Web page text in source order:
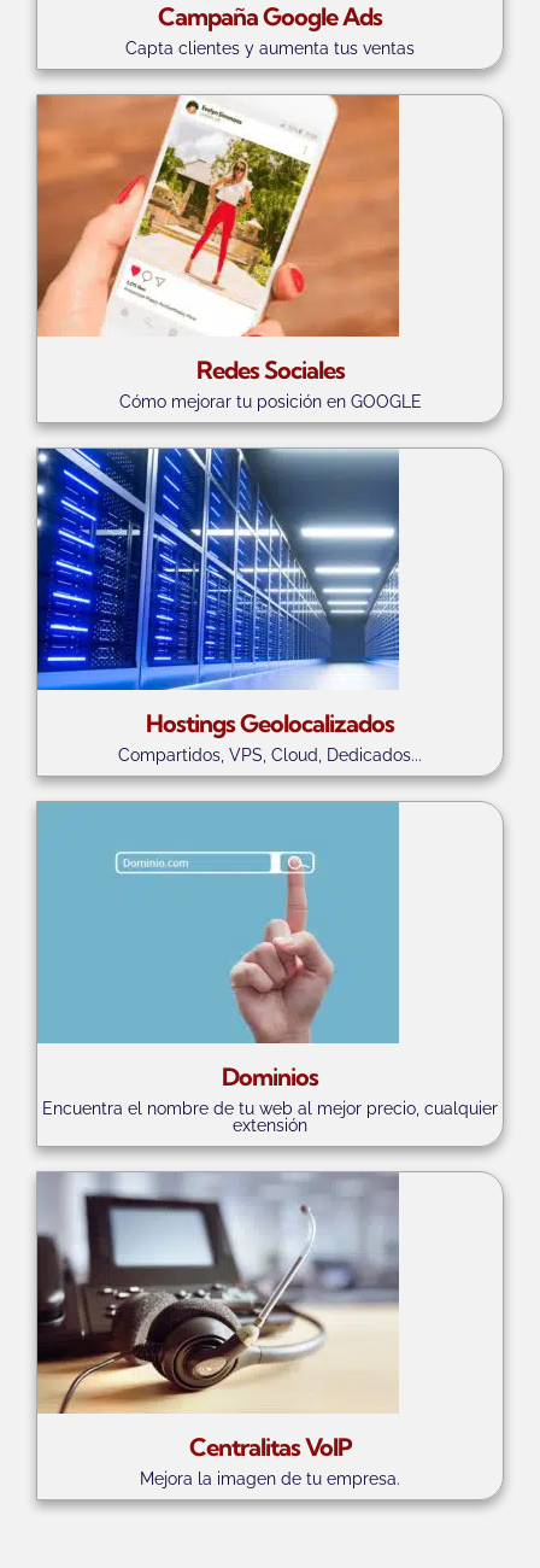
Campaña Google Ads
Capta clientes y aumenta tus ventas
Redes Sociales
Cómo mejorar tu posición en GOOGLE
Hostings Geolocalizados
Compartidos, VPS, Cloud, Dedicados...
Dominios
Encuentra el nombre de tu web al mejor precio, cualquier
extensión
Centralitas VoIP
Mejora la imagen de tu empresa.